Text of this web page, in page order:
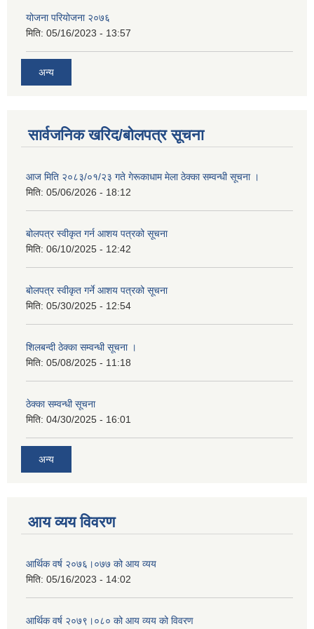
योजना परियोजना २०७६
मिति: 05/16/2023 - 13:57
अन्य
सार्वजनिक खरिद/बोलपत्र सूचना
आज मिति २०८३/०१/२३ गते गेरूकाधाम मेला ठेक्का सम्वन्धी सूचना ।
मिति: 05/06/2026 - 18:12
बोलपत्र स्वीकृत गर्न आशय पत्रको सूचना
मिति: 06/10/2025 - 12:42
बोलपत्र स्वीकृत गर्ने आशय पत्रको सूचना
मिति: 05/30/2025 - 12:54
शिलबन्दी ठेक्का सम्वन्धी सूचना ।
मिति: 05/08/2025 - 11:18
ठेक्का सम्वन्धी सूचना
मिति: 04/30/2025 - 16:01
अन्य
आय व्यय विवरण
आर्थिक वर्ष २०७६।०७७ को आय व्यय
मिति: 05/16/2023 - 14:02
आर्थिक वर्ष २०७९।०८० को आय व्यय को विवरण